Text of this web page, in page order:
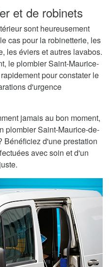
et de robinets
sont heureusement
cas pour la robinetterie, les
les éviers et autres lavabos.
le plombier Saint-Maurice-
pour constater le
d'urgence
jamais au bon moment,
plombier Saint-Maurice-de-
Bénéficiez d'une prestation
avec soin et d'un